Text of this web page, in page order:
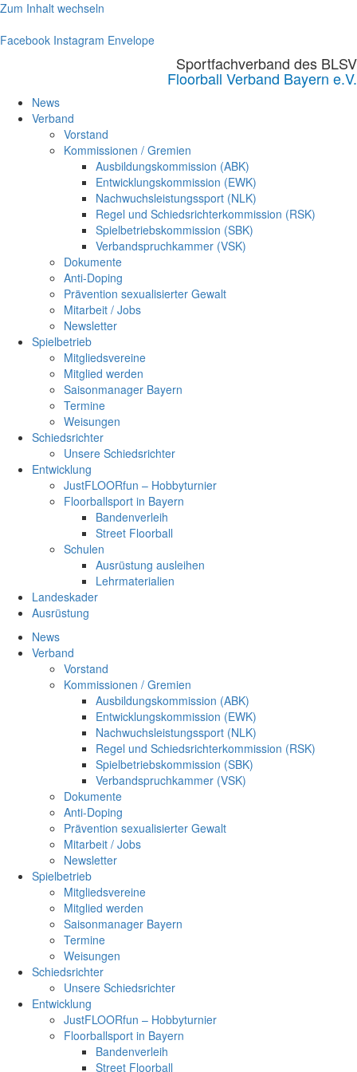
Zum Inhalt wechseln
Facebook Instagram Envelope
Sportfachverband des BLSV
Floorball Verband Bayern e.V.
News
Verband
Vorstand
Kommissionen / Gremien
Ausbildungskommission (ABK)
Entwicklungskommission (EWK)
Nachwuchsleistungssport (NLK)
Regel und Schiedsrichterkommission (RSK)
Spielbetriebskommission (SBK)
Verbandspruchkammer (VSK)
Dokumente
Anti-Doping
Prävention sexualisierter Gewalt
Mitarbeit / Jobs
Newsletter
Spielbetrieb
Mitgliedsvereine
Mitglied werden
Saisonmanager Bayern
Termine
Weisungen
Schiedsrichter
Unsere Schiedsrichter
Entwicklung
JustFLOORfun – Hobbyturnier
Floorballsport in Bayern
Bandenverleih
Street Floorball
Schulen
Ausrüstung ausleihen
Lehrmaterialien
Landeskader
Ausrüstung
News
Verband
Vorstand
Kommissionen / Gremien
Ausbildungskommission (ABK)
Entwicklungskommission (EWK)
Nachwuchsleistungssport (NLK)
Regel und Schiedsrichterkommission (RSK)
Spielbetriebskommission (SBK)
Verbandspruchkammer (VSK)
Dokumente
Anti-Doping
Prävention sexualisierter Gewalt
Mitarbeit / Jobs
Newsletter
Spielbetrieb
Mitgliedsvereine
Mitglied werden
Saisonmanager Bayern
Termine
Weisungen
Schiedsrichter
Unsere Schiedsrichter
Entwicklung
JustFLOORfun – Hobbyturnier
Floorballsport in Bayern
Bandenverleih
Street Floorball